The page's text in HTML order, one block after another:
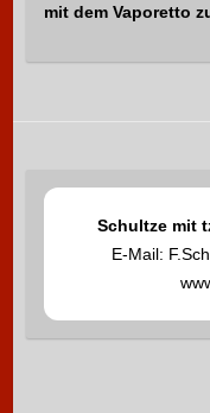
mit dem Vaporetto
Schultze mit
E-Mail: